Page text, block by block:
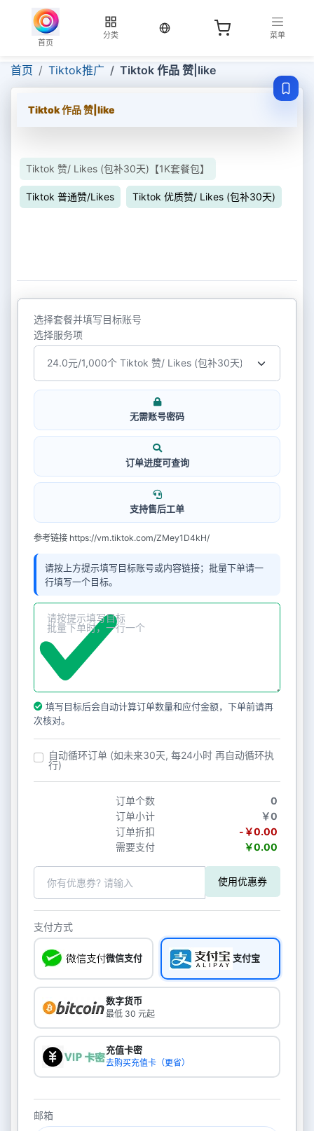
首页
分类
当前语言：中文
菜单
首页 Tiktok推广 Tiktok 作品 赞|like
Tiktok 作品 赞|like
Tiktok 赞/ Likes (包补30天)【1K套餐包】
Tiktok 普通赞/Likes Tiktok 优质赞/ Likes (包补30天)
选择套餐并填写目标账号
选择服务项
无需账号密码
订单进度可查询
支持售后工单
参考链接 https://vm.tiktok.com/ZMey1D4kH/
请按上方提示填写目标账号或内容链接；批量下单请一
行填写一个目标。
填写目标后会自动计算订单数量和应付金额，下单前请再
次核对。
自动循环订单 (如未来30天, 每24小时 再自动循环执
行)
订单个数
0
订单小计
￥0
订单折扣
-￥0.00
需要支付
￥0.00
使用优惠券
支付方式
微信支付 支付宝
数字货币
最低 30 元起
充值卡密
去购买充值卡（更省）
邮箱